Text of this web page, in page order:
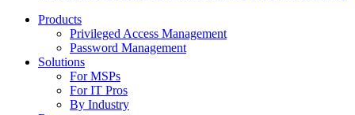
Products
Privileged Access Management
Password Management
Solutions
For MSPs
For IT Pros
By Industry